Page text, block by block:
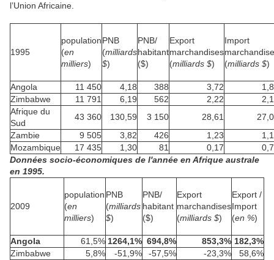
l’Union Africaine.
1995
population
(en
milliers)
PNB
(milliards
$)
PNB/
habitant
($)
Export
marchandises
(milliards $)
Import
(milliards $)
Angola 11 450 4,18 388 3,72
Zimbabwe
11 791 6,19 562 2,22
Afrique du
Sud
43 360 130,59 3 150 28,61
Zambie
9 505 3,82 426 1,23
Mozambique
17 435 1,30 81 0,17
Données socio-économiques de l'année en Afrique australe
en 1995.
2009
population
(en
milliers)
PNB
(milliards
$)
PNB/
habitant
($)
Export
marchandises
(milliards $)
Export /
Import
(en %)
Angola 61,5% 1264,1% 694,8% 853,3% 182,3%
Zimbabwe
5,8% -51,9% -57,5% -23,3%
58,6%